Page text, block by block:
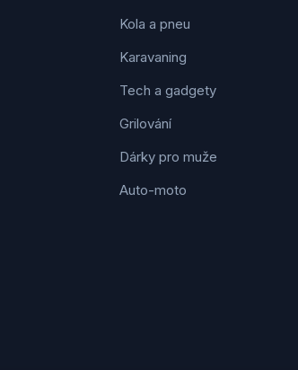
Kola a pneu
Karavaning
Tech a gadgety
Grilování
Dárky pro muže
Auto-moto